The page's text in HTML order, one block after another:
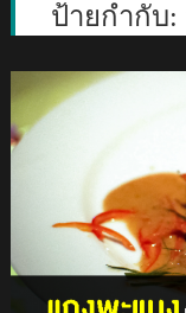
ป้ายกำกับ: